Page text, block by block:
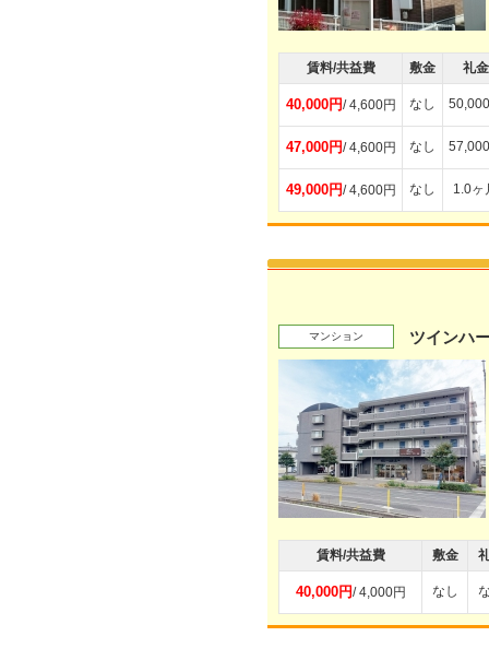
賃料/共益費 敷金 礼金
40,000円/ 4,600円 なし
47,000円/ 4,600円 なし
49,000円/ 4,600円 なし 1.0ヶ
マンション ツインハ
賃料/共益費 敷金
40,000円/ 4,000円 なし